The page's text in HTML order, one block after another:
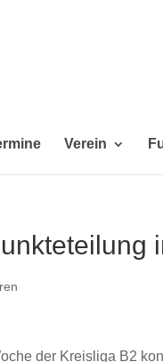
Verein
der Kreisliga B2